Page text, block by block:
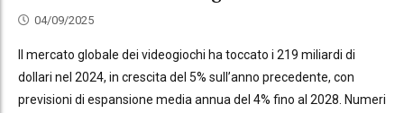
04/09/2025
Il mercato globale dei videogiochi ha toccato i 219 miliardi di
dollari nel 2024, in crescita del 5% sull’anno precedente, con
previsioni di espansione media annua del 4% fino al 2028. Numeri